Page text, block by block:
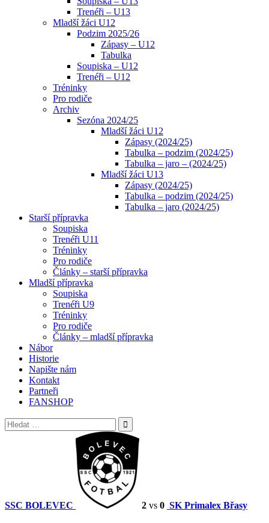
Trenéři – U13
Mladší žáci U12
Podzim 2025/26
Zápasy – U12
Tabulka
Soupiska – U12
Trenéři – U12
Tréninky
Pro rodiče
Archiv
Sezóna 2024/25
Mladší žáci U12
Zápasy (2024/25)
Tabulka – podzim (2024/25)
Tabulka – jaro – (2024/25)
Mladší žáci U13
Zápasy (2024/25)
Tabulka – podzim (2024/25)
Tabulka – jaro (2024/25)
Starší přípravka
Soupiska
Trenéři U11
Tréninky
Pro rodiče
Články – starší přípravka
Mladší přípravka
Soupiska
Trenéři U9
Tréninky
Pro rodiče
Články – mladší přípravka
Nábor
Historie
Napište nám
Kontakt
Partneři
FANSHOP
Vyhledávání
SSC BOLEVEC 2 vs 0 SK Primalex Břasy